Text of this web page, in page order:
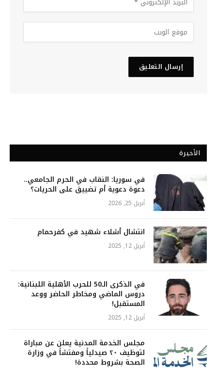
الأخيرة
في سوريا: النقاب في الحرم الجامعي..
دعوة دعوية أم تضييق على الحريات؟
أبريل 25, 2026
انتشال أشلاء شهيد في كفرحمام
أبريل 12, 2025
في الذكرى الـ50 للحرب الأهلية اللبنانية:
دروس الماضي ومخاطر الحاضر ووعد
المستقبل!
أبريل 12, 2025
مجلس الخدمة المدنية يعلن عن مباراة
لتوظيف ٢٠ صيدلياً ومفتشاً في وزارة
الصحة بشروط محددة!